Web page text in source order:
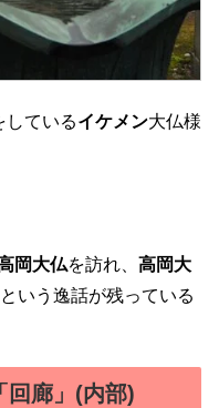
しているイケメン大仏様
岡大仏を訪れ、 高岡大
いう逸話が残っている
回廊」(内部)